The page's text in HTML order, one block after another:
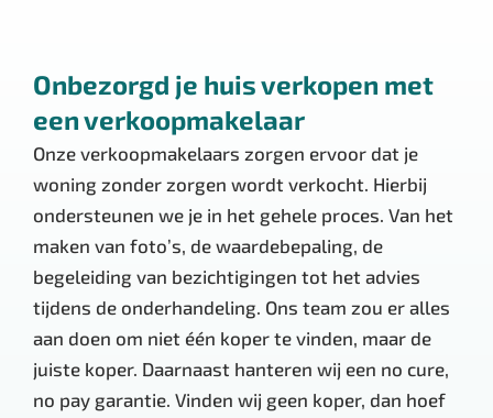
Onbezorgd je huis verkopen met
een verkoopmakelaar
Onze verkoopmakelaars zorgen ervoor dat je
woning zonder zorgen wordt verkocht. Hierbij
ondersteunen we je in het gehele proces. Van het
maken van foto’s, de waardebepaling, de
begeleiding van bezichtigingen tot het advies
tijdens de onderhandeling. Ons team zou er alles
aan doen om niet één koper te vinden, maar de
juiste koper. Daarnaast hanteren wij een no cure,
no pay garantie. Vinden wij geen koper, dan hoef